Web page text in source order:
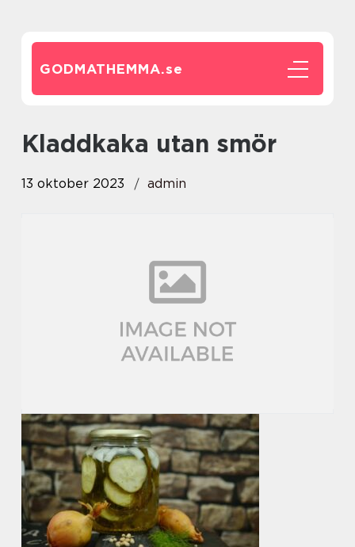
GODMATHEMMA.se
kladdkaka utan smör
13 oktober 2023 admin